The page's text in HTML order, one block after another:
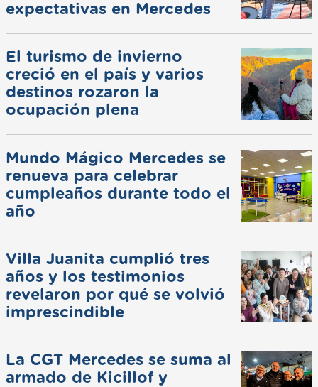
expectativas en Mercedes
El turismo de invierno
creció en el país y varios
destinos rozaron la
ocupación plena
Mundo Mágico Mercedes se
renueva para celebrar
cumpleaños durante todo el
año
Villa Juanita cumplió tres
años y los testimonios
revelaron por qué se volvió
imprescindible
La CGT Mercedes se suma al
armado de Kicillof y